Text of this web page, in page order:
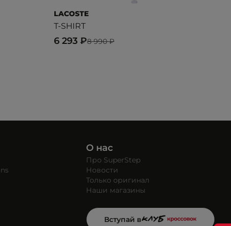
LACOSTE
T-SHIRT
8 990 ₽
6 293 ₽
О нас
Про SuperStep
Новости
Только оригинал
Наши магазины
Вступай в